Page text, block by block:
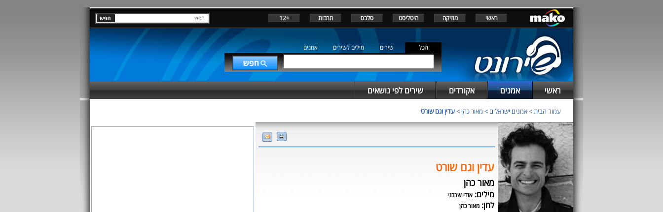
ראשי מוזיקה היטליסט סלבס תרבות +12
הכל שירים מילים לשירים אמנים
ראשי אמנים אקורדים שירים לפי נושאים
עמוד הבית>אמנים ישראלים > מאור כהן>עדין וגם שורט
עדין וגם שורט
מאור כהן
מילים: אודי שרבני
לחן: מאור כהן